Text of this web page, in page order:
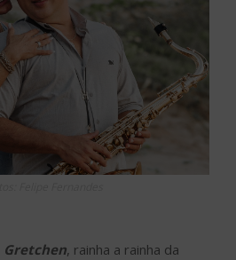
Gretchen, rainha a rainha da